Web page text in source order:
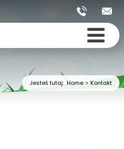
Jesteś tutaj:Home > Kontakt